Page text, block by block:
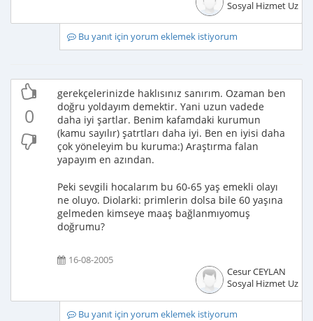
Sosyal Hizmet
Bu yanıt için yorum eklemek istiyorum
0
gerekçelerinizde haklısınız sanırım. Ozaman ben
doğru yoldayım demektir. Yani uzun vadede
daha iyi şartlar. Benim kafamdaki kurumun
(kamu sayılır) şatrtları daha iyi. Ben en iyisi daha
çok yöneleyim bu kuruma:) Araştırma falan
yapayım en azından.
Peki sevgili hocalarım bu 60-65 yaş emekli olayı
ne oluyo. Diolarki: primlerin dolsa bile 60 yaşına
gelmeden kimseye maaş bağlanmıyomuş
doğrumu?
16-08-2005
Cesur CEYLAN
Sosyal Hizmet
Bu yanıt için yorum eklemek istiyorum